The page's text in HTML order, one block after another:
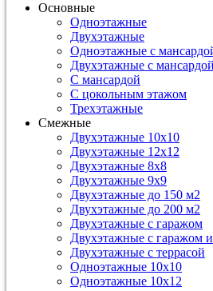
Основные
Одноэтажные
Двухэтажные
Одноэтажные с
Двухэтажные с мансардой
С мансардой
С цокольным этажом
Трехэтажные
Смежные
Двухэтажные 10х10
Двухэтажные 12х12
Двухэтажные 8х8
Двухэтажные 9х9
Двухэтажные до 150 м2
Двухэтажные до 200 м2
Двухэтажные с гаражом
Двухэтажные с гаражом и
Двухэтажные с террасой
Одноэтажные 10х10
Одноэтажные 10х12